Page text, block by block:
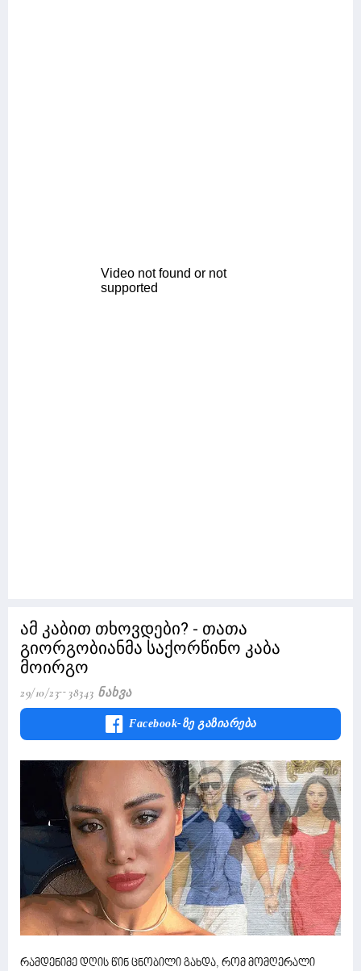
ამ კაბით თხოვდები? - თათა
გიორგობიანმა საქორწინო კაბა
მოირგო
29/10/23 38343 Ნახვა
Facebook-Ზე Გაზიარება
რამდენიმე დღის წინ ცნობილი გახდა, რომ მომღერალი